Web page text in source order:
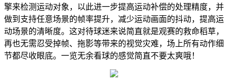
擎来检测运动对象，以此进一步提高运动补偿的处理精度，并
做到支持任意场景的帧率提升，减少运动画面的抖动，提高运
动场景的清晰度。这对待球迷来说简直就是观赛的救命稻草，
再也无需忍受掉帧、拖影等带来的视觉灾难，场上所有动作细
节都尽收眼底。一览无余看球的感觉简直不要太爽哦！